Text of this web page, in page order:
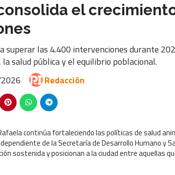
el
superar las 4.400 intervenciones durante
salud pública y el equilibrio poblacional.
Redacción
continúa fortaleciendo las políticas de salud
de la Secretaría de Desarrollo Humano
sostenida y posicionan a la ciudad entre aquellas